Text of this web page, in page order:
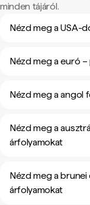
minden tájáról.
Nézd meg a USA-
Nézd meg a euró
Nézd meg a angol
Nézd meg a
árfolyamokat
Nézd meg a brunei
árfolyamokat